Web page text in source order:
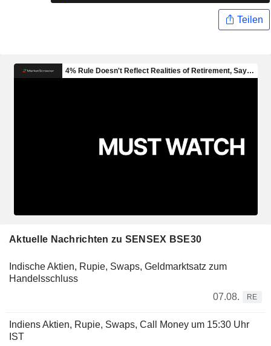
Teilen
Aktuelle Nachrichten zu SENSEX BSE30
Indische Aktien, Rupie, Swaps, Geldmarktsatz zum
Handelsschluss
07.08.
RE
Indiens Aktien, Rupie, Swaps, Call Money um 15:30 Uhr
IST